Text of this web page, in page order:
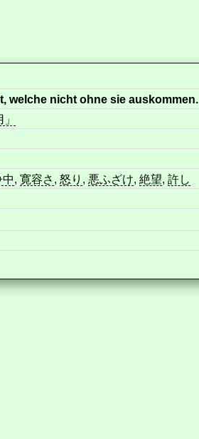
welche nicht ohne sie auskommen.
, 寛容さ , 怒り , 悪ふざけ, 絶望, 許し